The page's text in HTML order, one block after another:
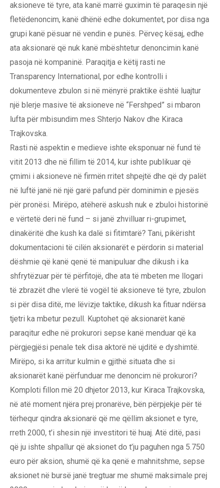
aksioneve të tyre, ata kanë marrë guximin të paraqesin një
fletëdenoncim, kanë dhënë edhe dokumentet, por disa nga
grupi kanë pësuar në vendin e punës. Përveç kësaj, edhe
ata aksionarë që nuk kanë mbështetur denoncimin kanë
pasoja në kompaninë. Paraqitja e këtij rasti ne
Transparency International, por edhe kontrolli i
dokumenteve zbulon si në mënyrë praktike është luajtur
një blerje masive të aksioneve në “Fershped” si mbaron
lufta për mbisundim mes Shterjo Nakov dhe Kiraca
Trajkovska.
Rasti në aspektin e medieve ishte eksponuar në fund të
vitit 2013 dhe në fillim të 2014, kur ishte publikuar që
çmimi i aksioneve në firmën rritet shpejtë dhe që dy palët
në luftë janë në një garë pafund për dominimin e pjesës
për pronësi. Mirëpo, atëherë askush nuk e zbuloi historinë
e vërtetë deri në fund – si janë zhvilluar ri-grupimet,
dinakëritë dhe kush ka dalë si fitimtarë? Tani, pikërisht
dokumentacioni të cilën aksionarët e përdorin si material
dëshmie që kanë qenë të manipuluar dhe dikush i ka
shfrytëzuar për të përfitojë, dhe ata të mbeten me llogari
të zbrazët dhe vlerë të vogël të aksioneve të tyre, zbulon
si për disa ditë, me lëvizje taktike, dikush ka fituar ndërsa
tjetri ka mbetur pezull. Kuptohet që aksionarët kanë
paraqitur edhe në prokurori sepse kanë menduar që ka
përgjegjësi penale tek disa aktorë në ujditë e dyshimtë.
Mirëpo, si ka arritur kulmin e gjithë situata dhe si
aksionarët kanë përfunduar me denoncim në prokurori?
Komploti fillon më 20 dhjetor 2013, kur Kiraca Trajkovska,
në atë moment njëra prej pronarëve, bën përpjekje për të
tërhequr qindra aksionarë që me qëllim aksionet e tyre,
rreth 2000, t’i shesin një investitori të huaj. Atë ditë, pasi
që ju ishte shpallur që aksionet do t’ju paguhen nga 5.750
euro për aksion, shumë që ka qenë e mahnitshme, sepse
aksionet në bursë janë tregtuar me shumë maksimale prej